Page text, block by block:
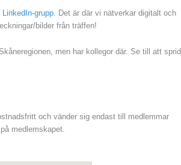
grupp . Det är där vi nätverkar digitalt och
bilder från träffen!
men har kollegor där. Se till att sprid
och vänder sig endast till medlemmar
medlemskapet.